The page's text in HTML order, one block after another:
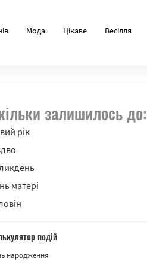
Мода Цікаве Весілля
залишилось до:
рік
матері
подій
народження